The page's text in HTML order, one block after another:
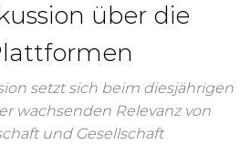
über die
setzt sich beim diesjährigen
wachsenden Relevanz von
und Gesellschaft